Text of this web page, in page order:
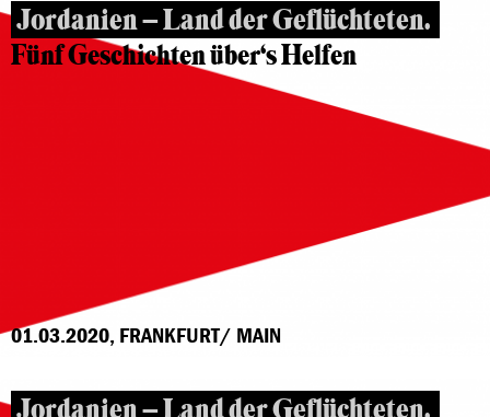
Jordanien – Land der Geflüchteten.
Fünf Geschichten über‘s Helfen
01.03.2020, FRANKFURT/ MAIN
Jordanien – Land der Geflüchteten.